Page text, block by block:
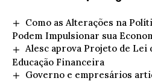
Como as Alterações na
Podem Impulsionar sua
Alesc aprova Projeto de
Educação Financeira
Governo e empresários